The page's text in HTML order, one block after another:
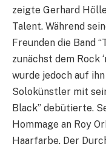
zeigte Gerhard
Talent. Während
Freunden die Band
zunächst dem Rock
wurde jedoch auf
Solokünstler mit
Black” debütierte.
Hommage an Roy
Haarfarbe. Der